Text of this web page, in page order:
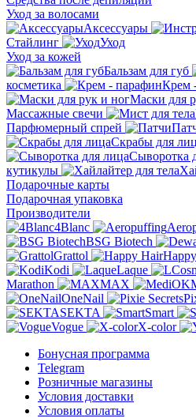
Уход за волосами
Аксессуары
Стайлинг
Уход
Уход за кожей
Бальзам для губ
косметика
Крем
Маски для
Массажные свечи
Парфюмeрный спрей
Скрабы для
Сыворотка
кутикулы
Подарочные карты
Подарочная упаковка
Производители
4Blanc
BSG Biotech
Grattol
Kodi
Laque
Marathon
MAX
OneNail
SEKTA
Smart
Vogue
X-color
Бонусная программа
Telegram
Розничные магазины
Условия доставки
Условия оплаты